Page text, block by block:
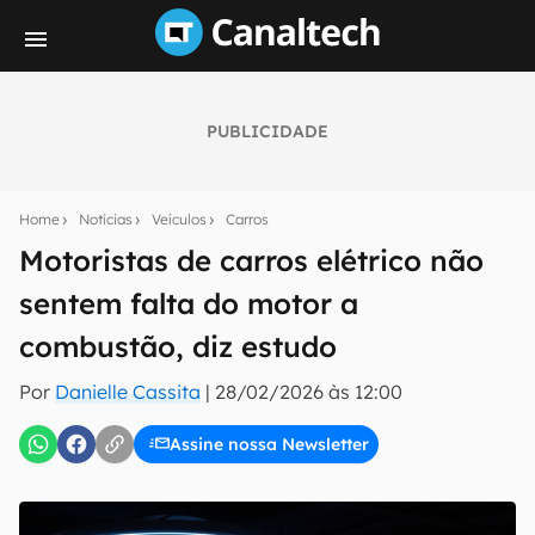
PUBLICIDADE
Home Notícias Veículos Carros
Motoristas de carros elétrico não
sentem falta do motor a
combustão, diz estudo
Por Danielle Cassita | 28/02/2026 às 12:00
Assine nossa Newsletter
notícias e reviews sobre tecnologia em primeira
mão.
E-mail
inscreva-se
Uso e Política de Privacidade do Canaltech.